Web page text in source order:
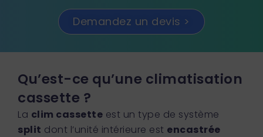
Demandez un devis >
Qu’est-ce qu’une climatisation
cassette ?
La clim cassette est un type de système
split dont l’unité intérieure est encastrée